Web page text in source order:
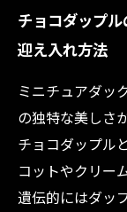
チョコダップ
迎え入れ方法
ミニチュアダッ
の独特な美しさ
チョコダップル
コットやクリー
遺伝的にはダッ